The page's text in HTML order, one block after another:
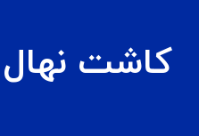
کاشت نهال